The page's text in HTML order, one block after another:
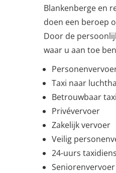
Blankenberge en
doen een beroep
Door de
waar u aan toe
Taxi naar
Betrouwbaar
Privévervoer
Zakelijk vervoer
Veilig
24-uurs